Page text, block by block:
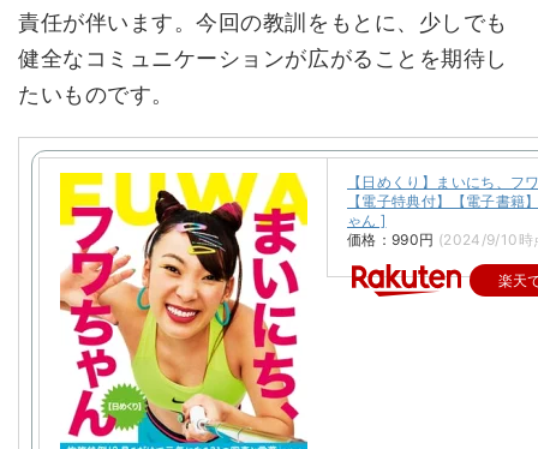
責任が伴います。今回の教訓をもとに、少しでも
健全なコミュニケーションが広がることを期待し
たいものです。
【日めくり】まいにち、フ
【電子特典付】【電子書籍
ゃん ]
価格：990円 (2024/9/10時
楽天